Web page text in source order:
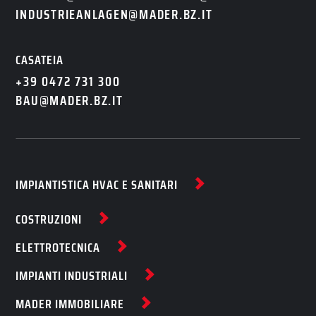
INDUSTRIEANLAGEN@MADER.BZ.IT
CASATEIA
+39 0472 731 300
BAU@MADER.BZ.IT
IMPIANTISTICA HVAC E SANITARI
COSTRUZIONI
ELETTROTECNICA
IMPIANTI INDUSTRIALI
MADER IMMOBILIARE